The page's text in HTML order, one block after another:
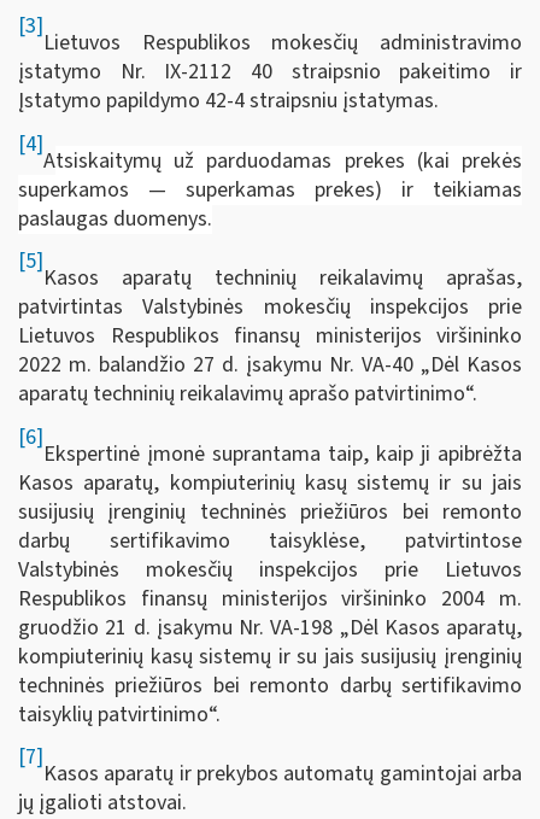
[3]
Lietuvos Respublikos mokesčių administravimo
įstatymo Nr. IX-2112 40 straipsnio pakeitimo ir
Įstatymo papildymo 42-4 straipsniu įstatymas.
[4]
Atsiskaitymų už parduodamas prekes (kai prekės
superkamos — superkamas prekes) ir teikiamas
paslaugas duomenys.
[5]
Kasos aparatų techninių reikalavimų aprašas,
patvirtintas Valstybinės mokesčių inspekcijos prie
Lietuvos Respublikos finansų ministerijos viršininko
2022 m. balandžio 27 d. įsakymu Nr. VA-40 „Dėl Kasos
aparatų techninių reikalavimų aprašo patvirtinimo“.
[6]
Ekspertinė įmonė suprantama taip, kaip ji apibrėžta
Kasos aparatų, kompiuterinių kasų sistemų ir su jais
susijusių įrenginių techninės priežiūros bei remonto
darbų sertifikavimo taisyklėse, patvirtintose
Valstybinės mokesčių inspekcijos prie Lietuvos
Respublikos finansų ministerijos viršininko 2004 m.
gruodžio 21 d. įsakymu Nr. VA-198 „Dėl Kasos aparatų,
kompiuterinių kasų sistemų ir su jais susijusių įrenginių
techninės priežiūros bei remonto darbų sertifikavimo
taisyklių patvirtinimo“.
[7]
Kasos aparatų ir prekybos automatų gamintojai arba
jų įgalioti atstovai.